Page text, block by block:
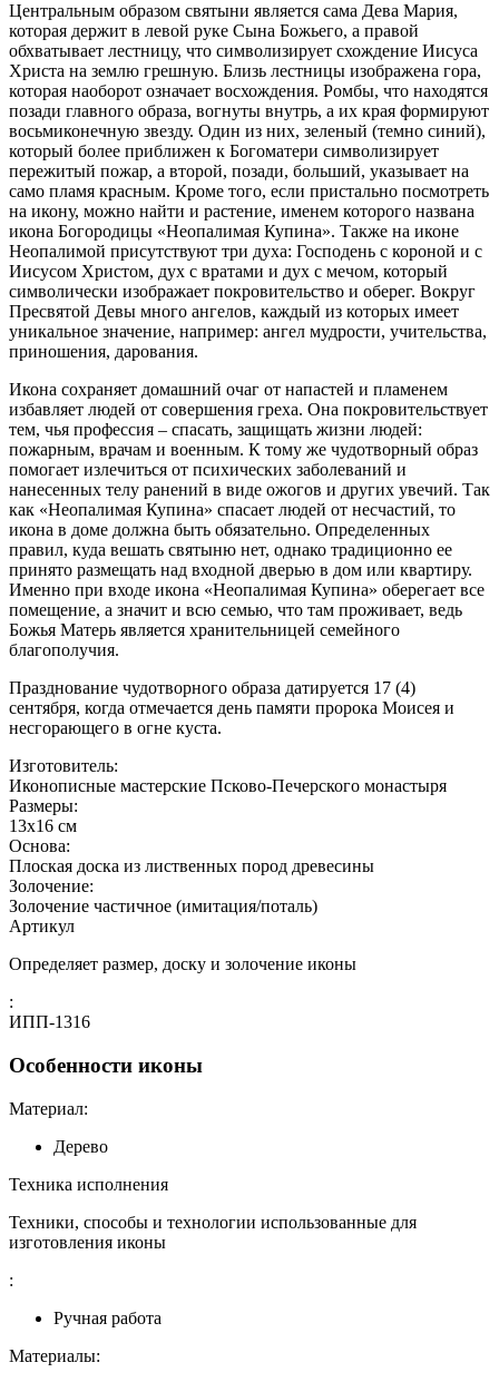
Центральным образом святыни является сама Дева Мария,
которая держит в левой руке Сына Божьего, а правой
обхватывает лестницу, что символизирует схождение Иисуса
Христа на землю грешную. Близь лестницы изображена гора,
которая наоборот означает восхождения. Ромбы, что находятся
позади главного образа, вогнуты внутрь, а их края формируют
восьмиконечную звезду. Один из них, зеленый (темно синий),
который более приближен к Богоматери символизирует
пережитый пожар, а второй, позади, больший, указывает на
само пламя красным. Кроме того, если пристально посмотреть
на икону, можно найти и растение, именем которого названа
икона Богородицы «Неопалимая Купина». Также на иконе
Неопалимой присутствуют три духа: Господень с короной и с
Иисусом Христом, дух с вратами и дух с мечом, который
символически изображает покровительство и оберег. Вокруг
Пресвятой Девы много ангелов, каждый из которых имеет
уникальное значение, например: ангел мудрости, учительства,
приношения, дарования.
Икона сохраняет домашний очаг от напастей и пламенем
избавляет людей от совершения греха. Она покровительствует
тем, чья профессия – спасать, защищать жизни людей:
пожарным, врачам и военным. К тому же чудотворный образ
помогает излечиться от психических заболеваний и
нанесенных телу ранений в виде ожогов и других увечий. Так
как «Неопалимая Купина» спасает людей от несчастий, то
икона в доме должна быть обязательно. Определенных
правил, куда вешать святыню нет, однако традиционно ее
принято размещать над входной дверью в дом или квартиру.
Именно при входе икона «Неопалимая Купина» оберегает все
помещение, а значит и всю семью, что там проживает, ведь
Божья Матерь является хранительницей семейного
благополучия.
Празднование чудотворного образа датируется 17 (4)
сентября, когда отмечается день памяти пророка Моисея и
несгорающего в огне куста.
Изготовитель:
Иконописные мастерские Псково-Печерского монастыря
Размеры:
13x16 см
Основа:
Плоская доска из лиственных пород древесины
Золочение:
Золочение частичное (имитация/поталь)
Артикул
Определяет размер, доску и золочение иконы
:
ИПП-1316
Особенности иконы
Материал:
Дерево
Техника исполнения
Техники, способы и технологии использованные для
изготовления иконы
:
Ручная работа
Материалы: